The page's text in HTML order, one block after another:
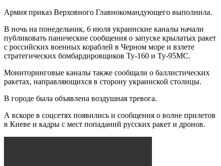
Армия приказ Верховного Главнокомандующего выполнила.
В ночь на понедельник, 6 июля украинские каналы начали
публиковать панические сообщения о запуске крылатых ракет
с российских военных кораблей в Черном море и взлете
стратегических бомбардировщиков Ту-160 и Ту-95МС.
Мониторинговые каналы также сообщали о баллистических
ракетах, направляющихся в сторону украинской столицы.
В городе была объявлена воздушная тревога.
А вскоре в соцсетях появились и сообщения о волне прилетов
в Киеве и кадры с мест попаданий русских ракет и дронов.